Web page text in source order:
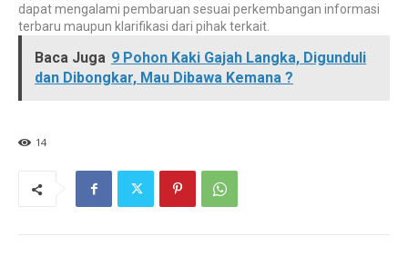
dapat mengalami pembaruan sesuai perkembangan informasi
terbaru maupun klarifikasi dari pihak terkait.
Baca Juga 9 Pohon Kaki Gajah Langka, Digunduli
dan Dibongkar, Mau Dibawa Kemana ?
14